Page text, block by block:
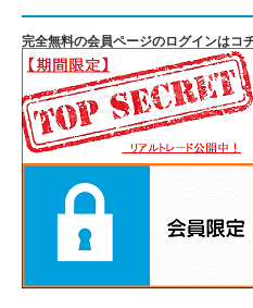
完全無料の会員ページのログインはコ